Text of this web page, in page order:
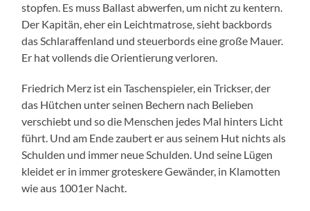
stopfen. Es muss Ballast abwerfen, um nicht zu kentern.
Der Kapitän, eher ein Leichtmatrose, sieht backbords
das Schlaraffenland und steuerbords eine große Mauer.
Er hat vollends die Orientierung verloren.
Friedrich Merz ist ein Taschenspieler, ein Trickser, der
das Hütchen unter seinen Bechern nach Belieben
verschiebt und so die Menschen jedes Mal hinters Licht
führt. Und am Ende zaubert er aus seinem Hut nichts als
Schulden und immer neue Schulden. Und seine Lügen
kleidet er in immer groteskere Gewänder, in Klamotten
wie aus 1001er Nacht.